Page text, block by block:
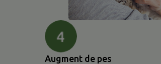
Augment de pes